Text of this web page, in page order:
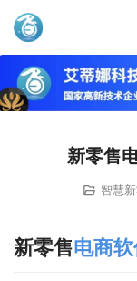
艾蒂娜科技
新零售
智慧
新零售电商